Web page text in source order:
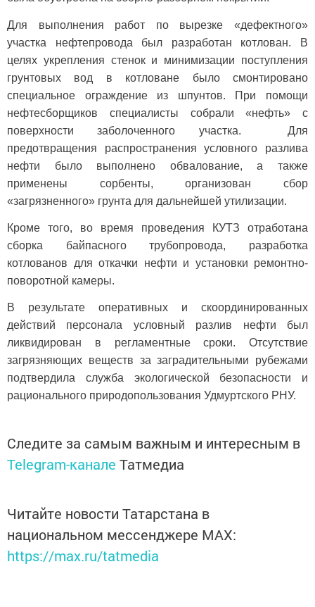
Для выполнения работ по вырезке «дефектного»
участка нефтепровода был разработан котлован. В
целях укрепления стенок и минимизации поступления
грунтовых вод в котловане было смонтировано
специальное ограждение из шпунтов. При помощи
нефтесборщиков специалисты собрали «нефть» с
поверхности заболоченного участка. Для
предотвращения распространения условного разлива
нефти было выполнено обвалование, а также
применены сорбенты, организован сбор
«загрязненного» грунта для дальнейшей утилизации.
Кроме того, во время проведения КУТЗ отработана
сборка байпасного трубопровода, разработка
котлованов для откачки нефти и установки ремонтно-
поворотной камеры.
В результате оперативных и скоординированных
действий персонала условный разлив нефти был
ликвидирован в регламентные сроки. Отсутствие
загрязняющих веществ за заградительными рубежами
подтвердила служба экологической безопасности и
рационального природопользования Удмуртского РНУ.
Следите за самым важным и интересным в
Telegram-канале Татмедиа
Читайте новости Татарстана в
национальном мессенджере MАХ:
https://max.ru/tatmedia